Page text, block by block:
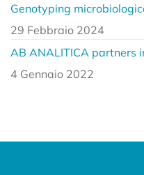
Genotyping
29 Febbraio 2024
AB ANALITICA partners
4 Gennaio 2022